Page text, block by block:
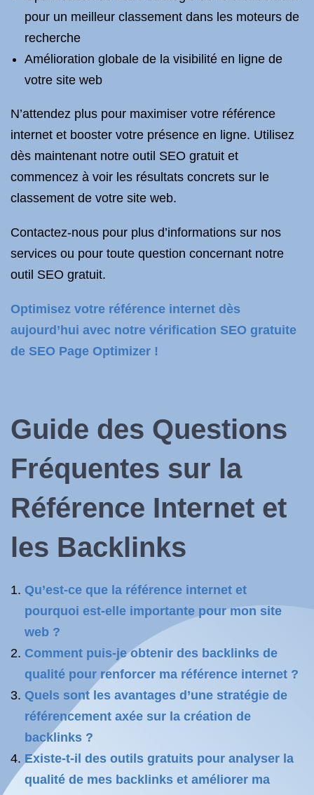
pour un meilleur classement dans les moteurs de
recherche
Amélioration globale de la visibilité en ligne de
votre site web
N’attendez plus pour maximiser votre référence
internet et booster votre présence en ligne. Utilisez
dès maintenant notre outil SEO gratuit et
commencez à voir les résultats concrets sur le
classement de votre site web.
Contactez-nous pour plus d’informations sur nos
services ou pour toute question concernant notre
outil SEO gratuit.
Optimisez votre référence internet dès
aujourd’hui avec notre vérification SEO gratuite
de SEO Page Optimizer !
Guide des Questions
Fréquentes sur la
Référence Internet et
les Backlinks
Qu’est-ce que la référence internet et
pourquoi est-elle importante pour mon site
web ?
Comment puis-je obtenir des backlinks de
qualité pour renforcer ma référence internet ?
Quels sont les avantages d’une stratégie de
référencement axée sur la création de
backlinks ?
Existe-t-il des outils gratuits pour analyser la
qualité de mes backlinks et améliorer ma